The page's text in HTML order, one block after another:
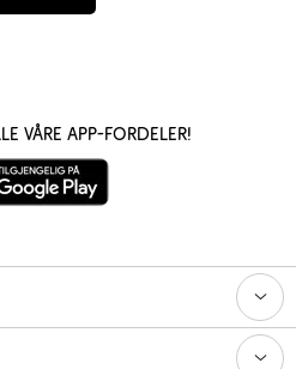
våre app-fordeler!